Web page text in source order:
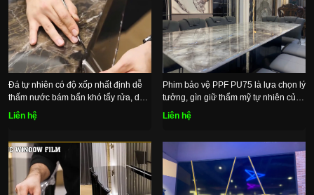
Đá tự nhiên có độ xốp nhất định dễ
thấm nước bám bẩn khó tẩy rửa, dán
film ppf bền đẹp tự nhiên
Liên hệ
Phim bảo vệ PPF PU75 là lựa chọn lý
tưởng, gìn giữ thẩm mỹ tự nhiên của
mặt đá
Liên hệ